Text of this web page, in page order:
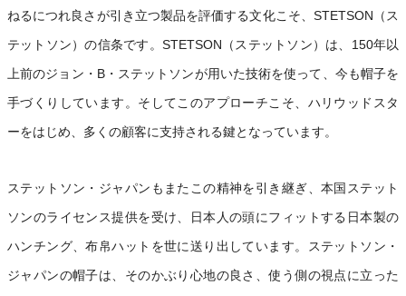
ねるにつれ良さが引き立つ製品を評価する文化こそ、STETSON（ス
テットソン）の信条です。STETSON（ステットソン）は、150年以
上前のジョン・B・ステットソンが用いた技術を使って、今も帽子を
手づくりしています。そしてこのアプローチこそ、ハリウッドスタ
ーをはじめ、多くの顧客に支持される鍵となっています。
ステットソン・ジャパンもまたこの精神を引き継ぎ、本国ステット
ソンのライセンス提供を受け、日本人の頭にフィットする日本製の
ハンチング、布帛ハットを世に送り出しています。ステットソン・
ジャパンの帽子は、そのかぶり心地の良さ、使う側の視点に立った